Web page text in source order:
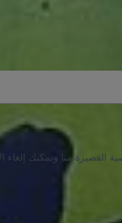
القصيرة منا ويمكنك